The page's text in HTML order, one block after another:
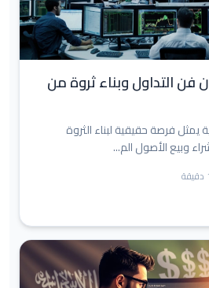
فن التداول وبناء ثروة من
يمثل فرصة حقيقية لبناء الثروة
وبيع الأصول الم...